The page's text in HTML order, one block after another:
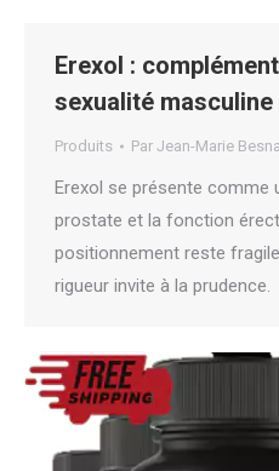
Erexol :
sexualité masculine
Produits Par Jean-Marie
Erexol se présente comme
prostate et la fonction
positionnement reste
rigueur invite à la prudence.